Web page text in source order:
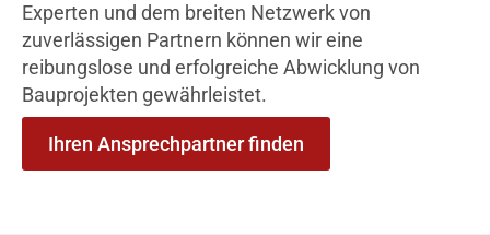
Experten und dem breiten Netzwerk von
zuverlässigen Partnern können wir eine
reibungslose und erfolgreiche Abwicklung von
Bauprojekten gewährleistet.
Ihren Ansprechpartner finden